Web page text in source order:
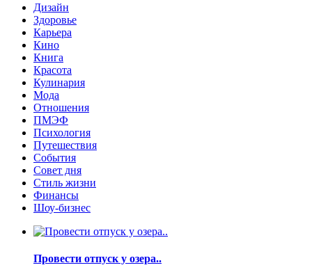
Дизайн
Здоровье
Карьера
Кино
Книга
Красота
Кулинария
Мода
Отношения
ПМЭФ
Психология
Путешествия
События
Совет дня
Стиль жизни
Финансы
Шоу-бизнес
Провести отпуск у озера..